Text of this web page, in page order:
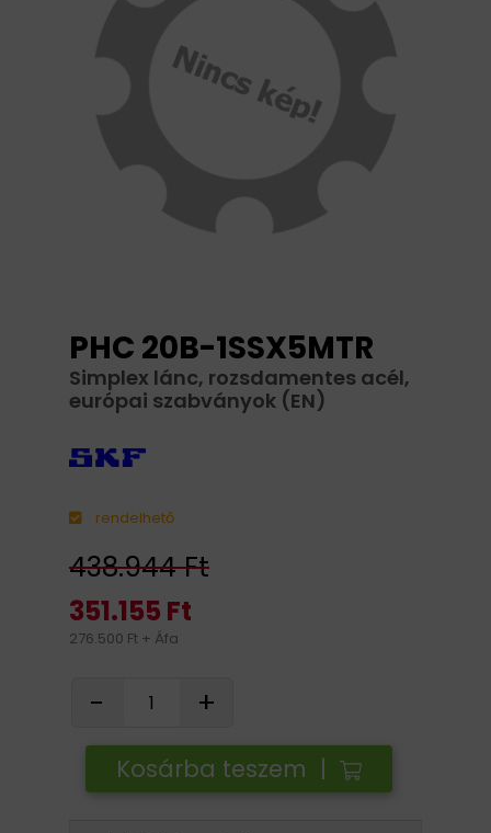
PHC 20B-1SSX5MTR
Simplex lánc, rozsdamentes acél,
európai szabványok (EN)
rendelhető
438.944 Ft
351.155 Ft
276.500 Ft + Áfa
- +
Kosárba teszem |